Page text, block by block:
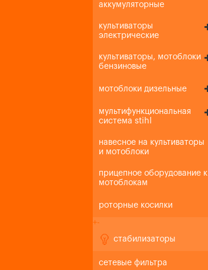
аккумуляторные
культиваторы
электрические
культиваторы, мотоблоки
бензиновые
мотоблоки дизельные
мультифункциональная
система stihl
навесное на культиваторы
и мотоблоки
прицепное оборудование к
мотоблокам
роторные косилки
+-
стабилизаторы
сетевые фильтра